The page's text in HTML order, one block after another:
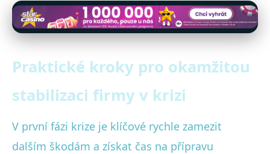
Praktické kroky pro okamžitou
stabilizaci firmy v krizi
V první fázi krize je klíčové rychle zamezit
dalším škodám a získat čas na přípravu